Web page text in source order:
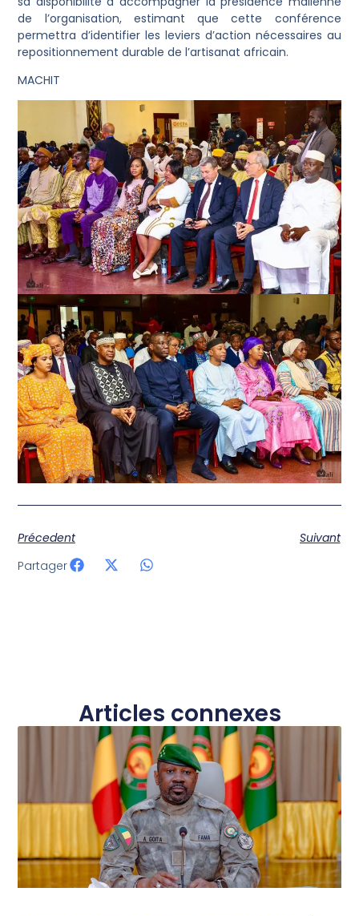
de l’organisation, estimant que cette conférence
permettra d’identifier les leviers d’action nécessaires au
repositionnement durable de l’artisanat africain.
MACHIT
Précedent
Suivant
Partager
Articles connexes